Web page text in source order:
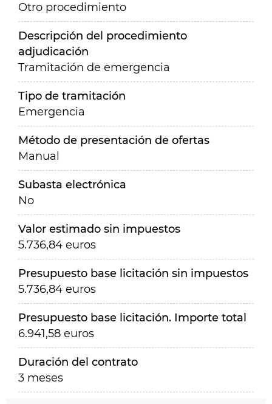
Otro procedimiento
Descripción del procedimiento
adjudicación
Tramitación de emergencia
Tipo de tramitación
Emergencia
Método de presentación de ofertas
Manual
Subasta electrónica
No
Valor estimado sin impuestos
5.736,84 euros
Presupuesto base licitación sin impuestos
5.736,84 euros
Presupuesto base licitación. Importe total
6.941,58 euros
Duración del contrato
3 meses